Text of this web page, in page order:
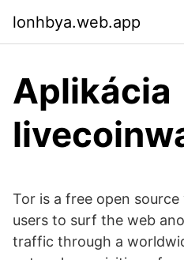
lonhbya.web.app
Aplikácia
Tor is a free open
users to surf the web
traffic through a